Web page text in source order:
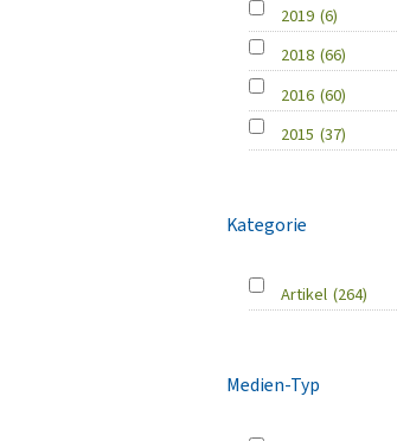
2019 (6)
2018 (66)
2016 (60)
2015 (37)
Kategorie
Artikel (264)
Medien-Typ